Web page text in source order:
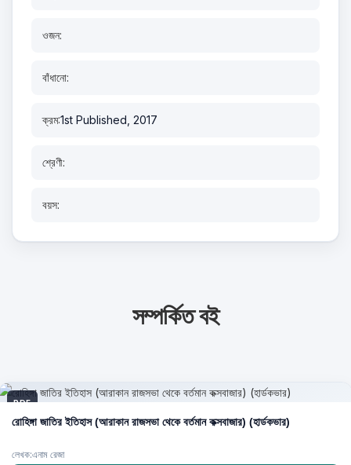
ওজন:
বাঁধানো:
ক্রম:1st Published, 2017
শ্রেণী:
বয়স:
সম্পর্কিত বই
PDF
রোহিঙ্গা জাতির ইতিহাস (আরাকান রাজসভা থেকে বর্তমান কক্সবাজার) (হার্ডকভার)
লেখক:এনাম রেজা